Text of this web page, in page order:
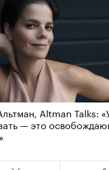
Altman Talks:
— это